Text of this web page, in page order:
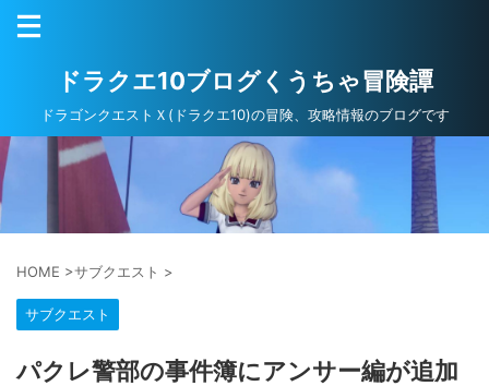
ドラクエ10ブログくうちゃ冒険譚
ドラゴンクエストＸ(ドラクエ10)の冒険、攻略情報のブログです
HOME >サブクエスト >
サブクエスト
パクレ警部の事件簿にアンサー編が追加